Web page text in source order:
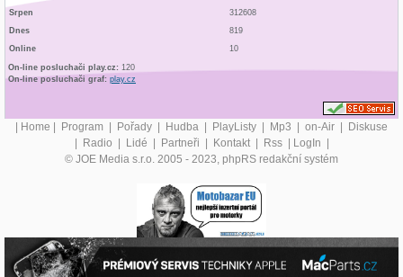
Srpen
312608
Dnes
819
Online
10
On-line posluchači play.cz: 120
On-line posluchači graf: play.cz
| Home | Program | Pořady | Hudba | PlayListy | Mp3 | on-Air | Diskuse
| Radio | Lidé | Partneři | Kontakt | Rss | LogIn |
© JOE Media s.r.o. 2005 - 2023, phpRS redakční systém